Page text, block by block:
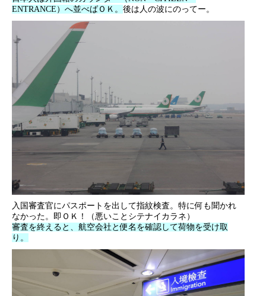
ENTRANCE）へ並べばＯＫ。 後は人の波にのってー。
入国審査官にパスポートを出して指紋検査。特に何も聞かれ
なかった。即ＯＫ！（悪いことシテナイカラネ）
審査を終えると、航空会社と便名を確認して荷物を受け取
り。